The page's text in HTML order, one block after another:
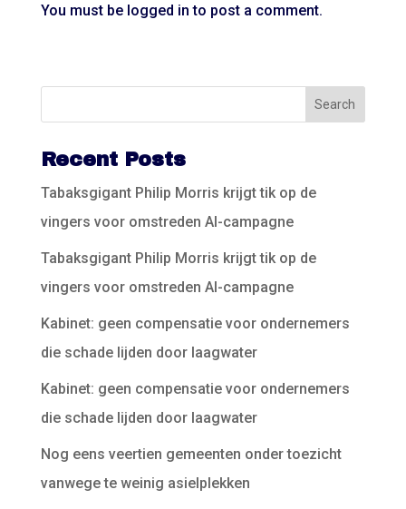
You must be logged in to post a comment.
Recent Posts
Tabaksgigant Philip Morris krijgt tik op de
vingers voor omstreden AI-campagne
Tabaksgigant Philip Morris krijgt tik op de
vingers voor omstreden AI-campagne
Kabinet: geen compensatie voor ondernemers
die schade lijden door laagwater
Kabinet: geen compensatie voor ondernemers
die schade lijden door laagwater
Nog eens veertien gemeenten onder toezicht
vanwege te weinig asielplekken